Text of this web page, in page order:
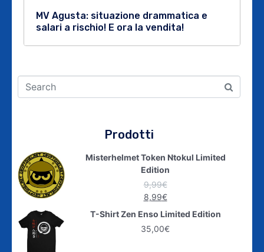
MV Agusta: situazione drammatica e
salari a rischio! E ora la vendita!
Prodotti
Misterhelmet Token Ntokul Limited
Edition
9,99€
8,99€
T-Shirt Zen Enso Limited Edition
35,00€